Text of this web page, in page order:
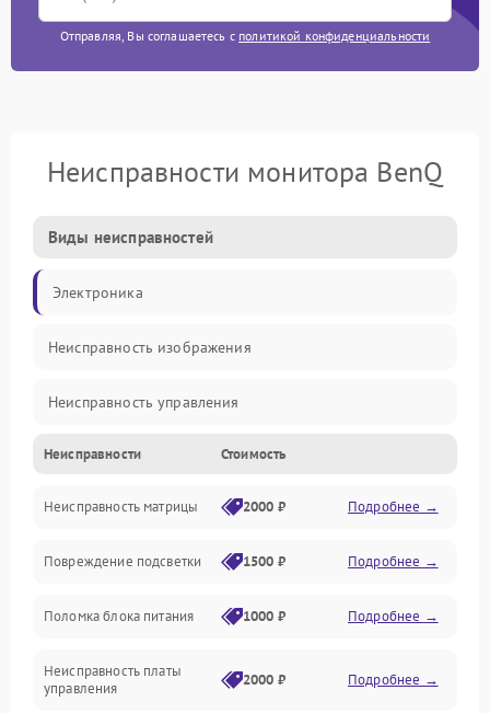
Отправляя, Вы соглашаетесь с политикой конфиденциальности
Неисправности монитора BenQ
Виды неисправностей
Электроника
Неисправность изображения
Неисправность управления
Неисправность интерфейсов
Прочие неисправности
Неисправность звука
Механические повреждения
Неисправности Стоимость
Неисправность матрицы 2000 ₽ Подробнее →
Повреждение подсветки 1500 ₽ Подробнее →
Поломка блока питания 1000 ₽ Подробнее →
Неисправность платы
управления
2000 ₽ Подробнее →